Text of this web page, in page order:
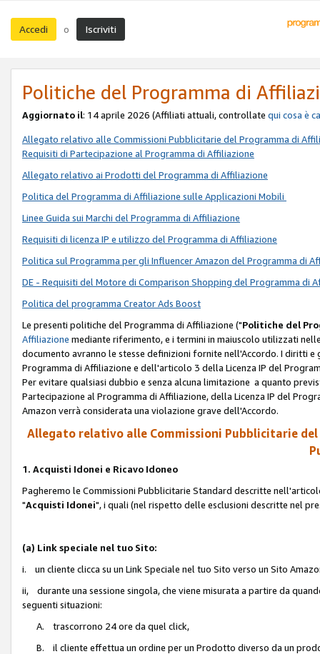
Accedi o Iscriviti
Politiche del Programma di
Aggiornato il: 14 aprile 2026 (Affiliati attuali, controllate qui cosa è
Allegato relativo alle Commissioni Pubblicitarie del Programma di
Requisiti di Partecipazione al Programma di Affiliazione
Allegato relativo ai Prodotti del Programma di Affiliazione
Politica del Programma di Affiliazione sulle Applicazioni Mobili
Linee Guida sui Marchi del Programma di Affiliazione
Requisiti di licenza IP e utilizzo del Programma di Affiliazione
Politica sul Programma per gli Influencer Amazon del Programma di
DE - Requisiti del Motore di Comparison Shopping del Programma di
Politica del programma Creator Ads Boost
Le presenti politiche del Programma di Affiliazione ("Politiche del
Affiliazione mediante riferimento, e i termini in maiuscolo utilizzati
documento avranno le stesse definizioni fornite nell'Accordo. I diritti
Programma di Affiliazione e dell'articolo 3 della Licenza IP del
Per evitare qualsiasi dubbio e senza alcuna limitazione a quanto
Partecipazione al Programma di Affiliazione, della Licenza IP del
Amazon verrà considerata una violazione grave dell'Accordo.
Allegato relativo alle Commissioni Pubblicitarie
1. Acquisti Idonei e Ricavo Idoneo
Pagheremo le Commissioni Pubblicitarie Standard descritte
"Acquisti Idonei", i quali (nel rispetto delle esclusioni descritte nel
(a) Link speciale nel tuo Sito:
i. un cliente clicca su un Link Speciale nel tuo Sito verso un Sito
ii, durante una sessione singola, che viene misurata a partire da
seguenti situazioni:
A. trascorrono 24 ore da quel click,
B. il cliente effettua un ordine per un Prodotto diverso da un